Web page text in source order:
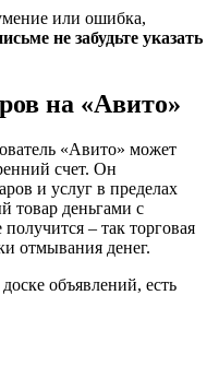
или ошибка,
не забудьте указать
на «Авито»
«Авито» может
счет. Он
и услуг в пределах
товар деньгами с
– так торговая
отмывания денег.
объявлений, есть